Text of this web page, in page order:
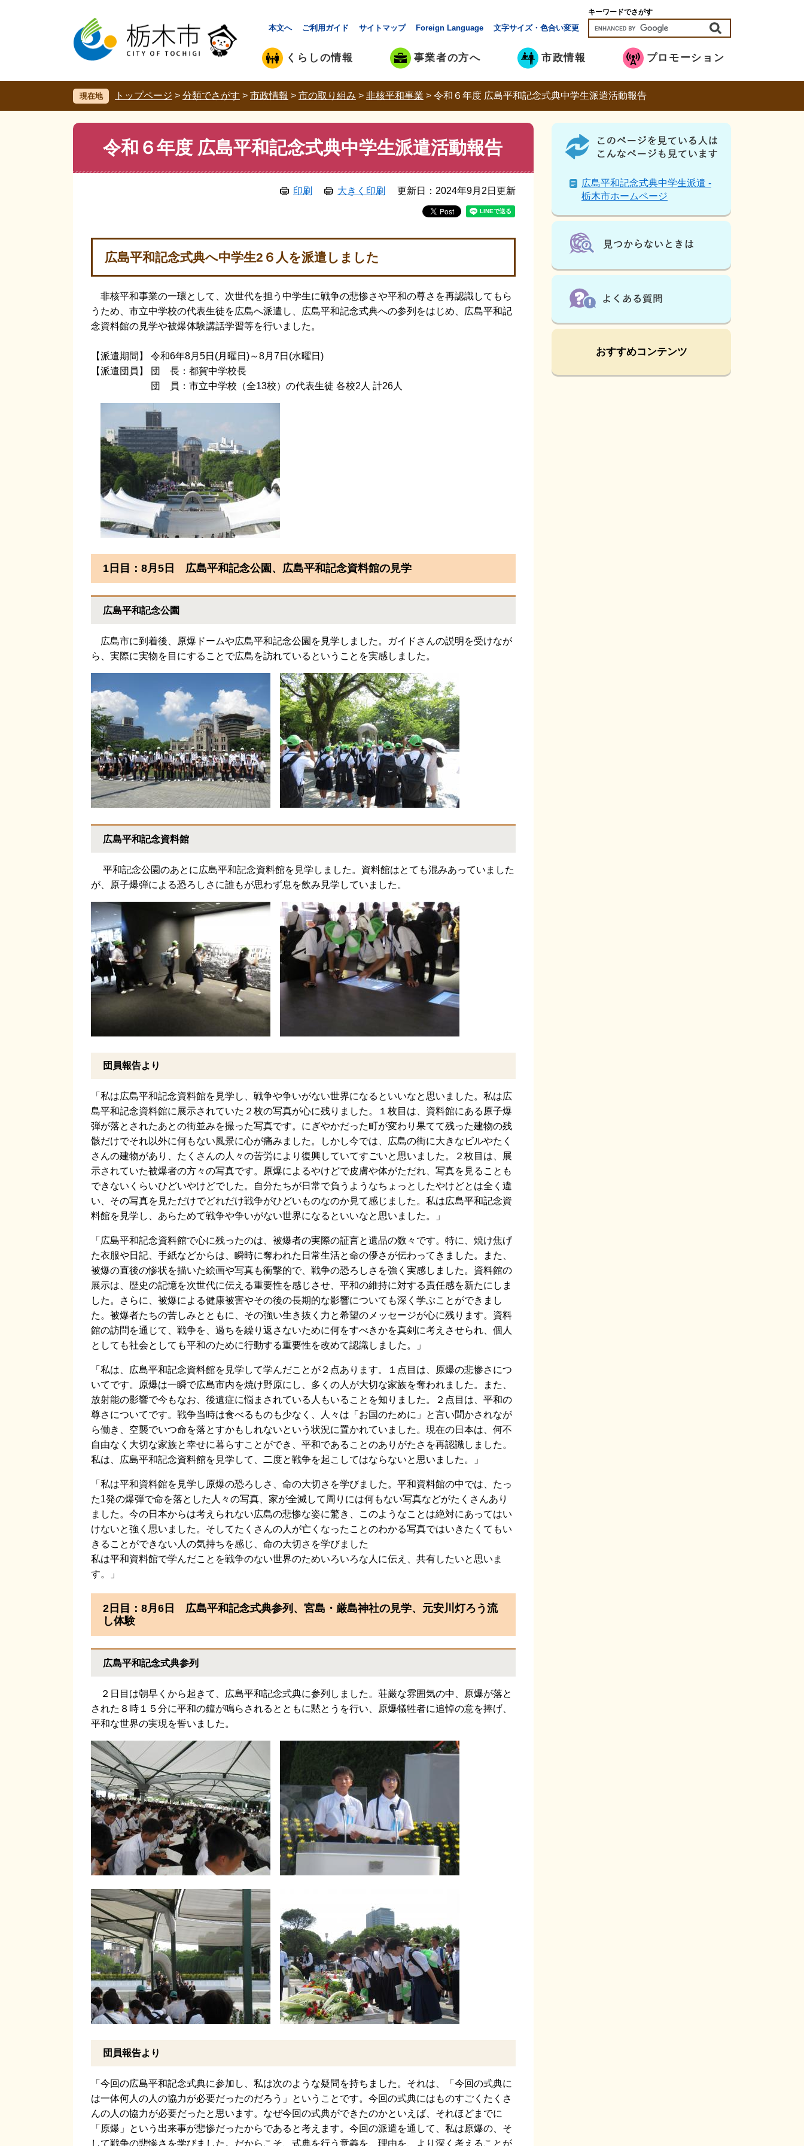
で
ば
本文へ ご利用ガイド サイトマップ Foreign Language 文字サイズ・色合い変更
キーワードでさがす
くらしの情報 事業者の方へ 市政情報 プロモーション
現在地 トップページ > 分類でさがす > 市政情報 > 市の取り組み > 非核平和事業 > 令和６年度 広島平和記念式典中学生派遣活動報告
令和６年度 広島平和記念式典中学生派遣活動報告
印刷 大きく印刷 更新日：2024年9月2日更新
広島平和記念式典へ中学生2６人を派遣しました
非核平和事業の一環として、次世代を担う中学生に戦争の悲惨さや平和の尊さを再認識してもら
うため、市立中学校の代表生徒を広島へ派遣し、広島平和記念式典への参列をはじめ、広島平和記
念資料館の見学や被爆体験講話学習等を行いました。
【派遣期間】 令和6年8月5日(月曜日)～8月7日(水曜日)
【派遣団員】 団 長：都賀中学校長
団 員：市立中学校（全13校）の代表生徒 各校2人 計26人
1日目：8月5日 広島平和記念公園、広島平和記念資料館の見学
広島平和記念公園
広島市に到着後、原爆ドームや広島平和記念公園を見学しました。ガイドさんの説明を受けなが
ら、実際に実物を目にすることで広島を訪れているということを実感しました。
広島平和記念資料館
平和記念公園のあとに広島平和記念資料館を見学しました。資料館はとても混みあっていました
が、原子爆弾による恐ろしさに誰もが思わず息を飲み見学していました。
団員報告より
「私は広島平和記念資料館を見学し、戦争や争いがない世界になるといいなと思いました。私は広
島平和記念資料館に展示されていた２枚の写真が心に残りました。１枚目は、資料館にある原子爆
弾が落とされたあとの街並みを撮った写真です。にぎやかだった町が変わり果てて残った建物の残
骸だけでそれ以外に何もない風景に心が痛みました。しかし今では、広島の街に大きなビルやたく
さんの建物があり、たくさんの人々の苦労により復興していてすごいと思いました。２枚目は、展
示されていた被爆者の方々の写真です。原爆によるやけどで皮膚や体がただれ、写真を見ることも
できないくらいひどいやけどでした。自分たちが日常で負うようなちょっとしたやけどとは全く違
い、その写真を見ただけでどれだけ戦争がひどいものなのか見て感じました。私は広島平和記念資
料館を見学し、あらためて戦争や争いがない世界になるといいなと思いました。」
「広島平和記念資料館で心に残ったのは、被爆者の実際の証言と遺品の数々です。特に、焼け焦げ
た衣服や日記、手紙などからは、瞬時に奪われた日常生活と命の儚さが伝わってきました。また、
被爆の直後の惨状を描いた絵画や写真も衝撃的で、戦争の恐ろしさを強く実感しました。資料館の
展示は、歴史の記憶を次世代に伝える重要性を感じさせ、平和の維持に対する責任感を新たにしま
した。さらに、被爆による健康被害やその後の長期的な影響についても深く学ぶことができまし
た。被爆者たちの苦しみとともに、その強い生き抜く力と希望のメッセージが心に残ります。資料
館の訪問を通じて、戦争を、過ちを繰り返さないために何をすべきかを真剣に考えさせられ、個人
としても社会としても平和のために行動する重要性を改めて認識しました。」
「私は、広島平和記念資料館を見学して学んだことが２点あります。１点目は、原爆の悲惨さにつ
いてです。原爆は一瞬で広島市内を焼け野原にし、多くの人が大切な家族を奪われました。また、
放射能の影響で今もなお、後遺症に悩まされている人もいることを知りました。２点目は、平和の
尊さについてです。戦争当時は食べるものも少なく、人々は「お国のために」と言い聞かされなが
ら働き、空襲でいつ命を落とすかもしれないという状況に置かれていました。現在の日本は、何不
自由なく大切な家族と幸せに暮らすことができ、平和であることのありがたさを再認識しました。
私は、広島平和記念資料館を見学して、二度と戦争を起こしてはならないと思いました。」
「私は平和資料館を見学し原爆の恐ろしさ、命の大切さを学びました。平和資料館の中では、たっ
た1発の爆弾で命を落とした人々の写真、家が全滅して周りには何もない写真などがたくさんあり
ました。今の日本からは考えられない広島の悲惨な姿に驚き、このようなことは絶対にあってはい
けないと強く思いました。そしてたくさんの人が亡くなったことのわかる写真ではいきたくてもい
きることができない人の気持ちを感じ、命の大切さを学びました
私は平和資料館で学んだことを戦争のない世界のためいろいろな人に伝え、共有したいと思いま
す。」
2日目：8月6日 広島平和記念式典参列、宮島・厳島神社の見学、元安川灯ろう流
し体験
広島平和記念式典参列
２日目は朝早くから起きて、広島平和記念式典に参列しました。荘厳な雰囲気の中、原爆が落と
された８時１５分に平和の鐘が鳴らされるとともに黙とうを行い、原爆犠牲者に追悼の意を捧げ、
平和な世界の実現を誓いました。
団員報告より
「今回の広島平和記念式典に参加し、私は次のような疑問を持ちました。それは、「今回の式典に
は一体何人の人の協力が必要だったのだろう」ということです。今回の式典にはものすごくたくさ
んの人の協力が必要だったと思います。なぜ今回の式典ができたのかといえば、それほどまでに
「原爆」という出来事が悲惨だったからであると考えます。今回の派遣を通して、私は原爆の、そ
して戦争の悲惨さを学びました。だからこそ、式典を行う意義を、理由を、より深く考えることが
こ
ペ
見
て
人
は
ペ
見
広島平和記念式典中学生派遣 -
栃木市ホームページ
おすすめコンテンツ